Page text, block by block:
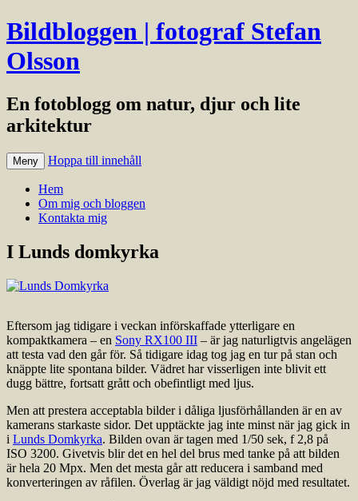
Bildbloggen | fotograf Stefan
Olsson
En fotoblogg om natur, djur och lite
arkitektur
Meny Hoppa till innehåll
Hem
Om mig och bloggen
Kontakta mig
I Lunds domkyrka
Eftersom jag tidigare i veckan införskaffade ytterligare en
kompaktkamera – en Sony RX100 III – är jag naturligtvis angelägen
att testa vad den går för. Så tidigare idag tog jag en tur på stan och
knäppte lite spontana bilder. Vädret har visserligen inte blivit ett
dugg bättre, fortsatt grått och obefintligt med ljus.
Men att prestera acceptabla bilder i dåliga ljusförhållanden är en av
kamerans starkaste sidor. Det upptäckte jag inte minst när jag gick in
i Lunds Domkyrka. Bilden ovan är tagen med 1/50 sek, f 2,8 på
ISO 3200. Givetvis blir det en hel del brus med tanke på att bilden
är hela 20 Mpx. Men det mesta går att reducera i samband med
konverteringen av råfilen. Överlag är jag väldigt nöjd med resultatet.